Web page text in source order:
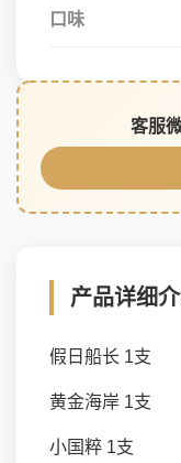
口味
客服
产品详细
假日船长 1支
黄金海岸 1支
小国粹 1支